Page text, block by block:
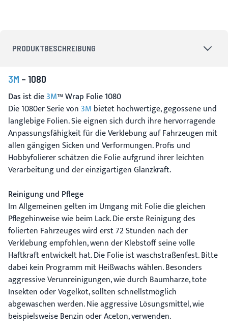
PRODUKTBESCHREIBUNG
3M – 1080
Das ist die3M™ Wrap Folie 1080
Die 1080er Serie von3M bietet hochwertige, gegossene und
langlebige Folien. Sie eignen sich durch ihre hervorragende
Anpassungsfähigkeit für die Verklebung auf Fahrzeugen mit
allen gängigen Sicken und Verformungen. Profis und
Hobbyfolierer schätzen die Folie aufgrund ihrer leichten
Verarbeitung und der einzigartigen Glanzkraft.
Reinigung und Pflege
Im Allgemeinen gelten im Umgang mit Folie die gleichen
Pflegehinweise wie beim Lack. Die erste Reinigung des
folierten Fahrzeuges wird erst 72 Stunden nach der
Verklebung empfohlen, wenn der Klebstoff seine volle
Haftkraft entwickelt hat. Die Folie ist waschstraßenfest. Bitte
dabei kein Programm mit Heißwachs wählen. Besonders
aggressive Verunreinigungen, wie durch Baumharze, tote
Insekten oder Vogelkot, sollten schnellstmöglich
abgewaschen werden. Nie aggressive Lösungsmittel, wie
beispielsweise Benzin oder Aceton, verwenden.